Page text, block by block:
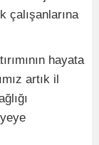
çalışanlarına
hayata
artık il